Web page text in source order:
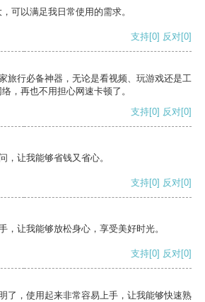
可以满足我日常使用的需求。
支持[0] 反对[0]
旅行必备神器，无论是看视频、玩游戏还是工
，再也不用担心网速卡顿了。
支持[0] 反对[0]
，让我能够省钱又省心。
支持[0] 反对[0]
，让我能够放松身心，享受美好时光。
支持[0] 反对[0]
了，使用起来非常容易上手，让我能够快速熟